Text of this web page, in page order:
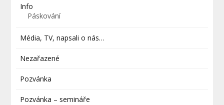
Info
Páskování
Média, TV, napsali o nás…
Nezařazené
Pozvánka
Pozvánka – semináře